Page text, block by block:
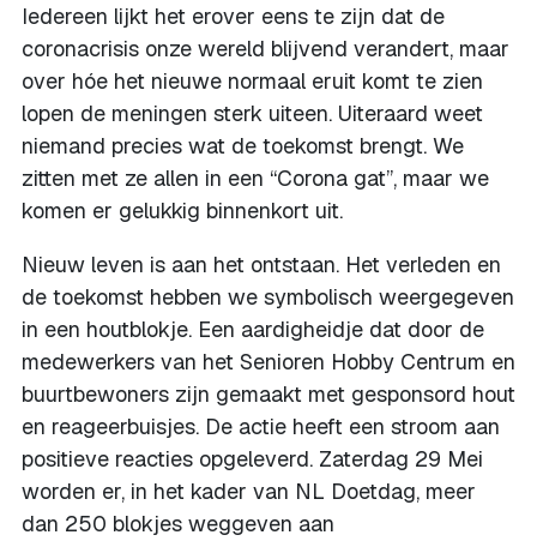
Iedereen lijkt het erover eens te zijn dat de
coronacrisis onze wereld blijvend verandert, maar
over hóe het nieuwe normaal eruit komt te zien
lopen de meningen sterk uiteen. Uiteraard weet
niemand precies wat de toekomst brengt. We
zitten met ze allen in een “Corona gat”, maar we
komen er gelukkig binnenkort uit.
Nieuw leven is aan het ontstaan. Het verleden en
de toekomst hebben we symbolisch weergegeven
in een houtblokje. Een aardigheidje dat door de
medewerkers van het Senioren Hobby Centrum en
buurtbewoners zijn gemaakt met gesponsord hout
en reageerbuisjes. De actie heeft een stroom aan
positieve reacties opgeleverd. Zaterdag 29 Mei
worden er, in het kader van NL Doetdag, meer
dan 250 blokjes weggeven aan